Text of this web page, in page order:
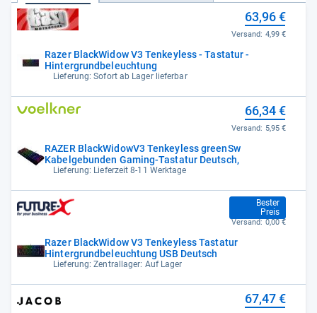
Razer BlackWidow V3 Tenkeyless - Tastatur -
Hintergrundbeleuchtung
Lieferung: Sofort ab Lager lieferbar
63,96 €
Versand: 4,99 €
RAZER BlackWidowV3 Tenkeyless greenSw
Kabelgebunden Gaming-Tastatur Deutsch,
Lieferung: Lieferzeit 8-11 Werktage
66,34 €
Versand: 5,95 €
Razer BlackWidow V3 Tenkeyless Tastatur
Hintergrundbeleuchtung USB Deutsch
Lieferung: Zentrallager: Auf Lager
Bester
Preis
67,39 €
Versand: 0,00 €
67,47 €